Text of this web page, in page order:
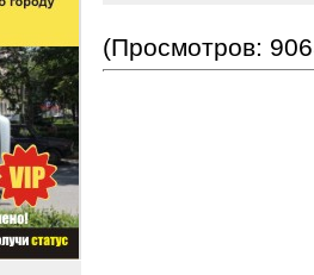
(Просмотров: